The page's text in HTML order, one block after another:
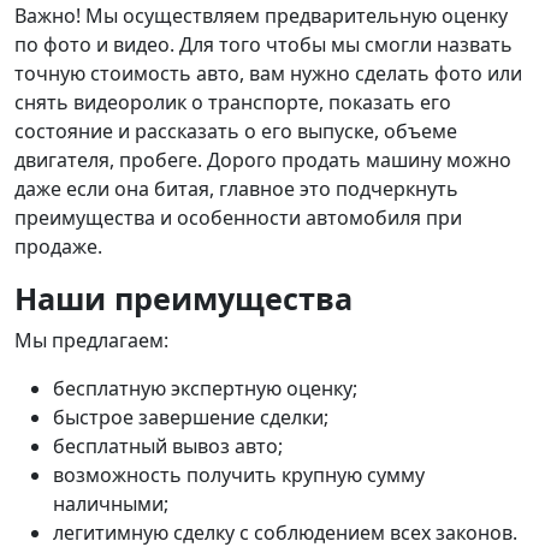
Важно! Мы осуществляем предварительную оценку
по фото и видео. Для того чтобы мы смогли назвать
точную стоимость авто, вам нужно сделать фото или
снять видеоролик о транспорте, показать его
состояние и рассказать о его выпуске, объеме
двигателя, пробеге. Дорого продать машину можно
даже если она битая, главное это подчеркнуть
преимущества и особенности автомобиля при
продаже.
Наши преимущества
Мы предлагаем:
бесплатную экспертную оценку;
быстрое завершение сделки;
бесплатный вывоз авто;
возможность получить крупную сумму
наличными;
легитимную сделку с соблюдением всех законов.